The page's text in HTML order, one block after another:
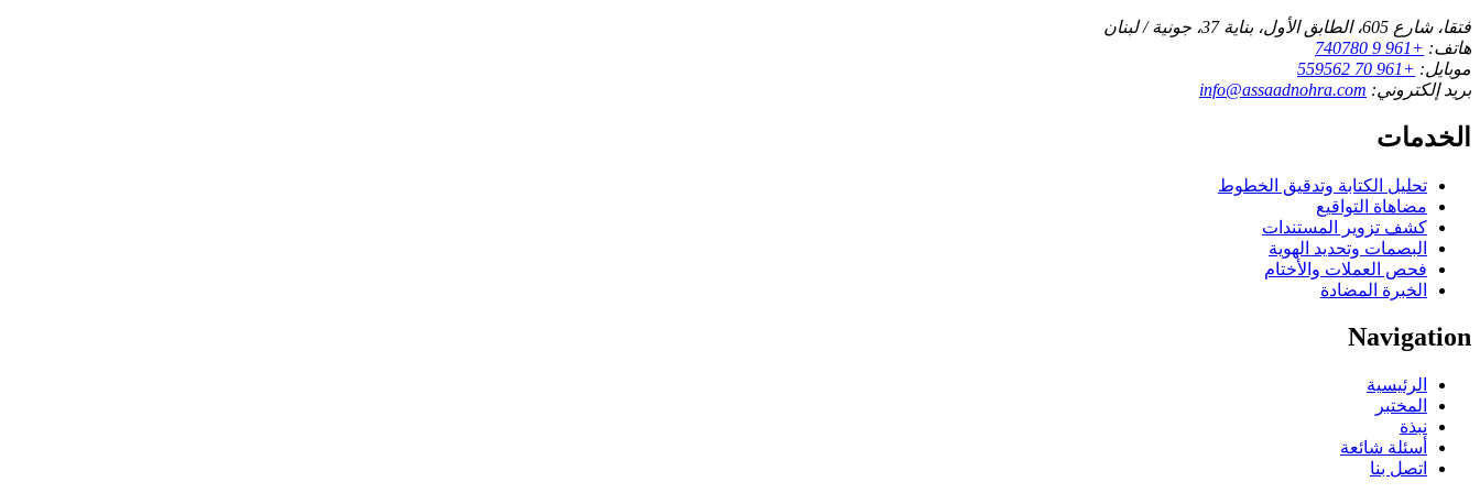
فتقا، شارع 605، الطابق الأول، بناية 37، جونية / لبنان
هاتف: +961 9 740780
موبايل: +961 70 559562
بريد إلكتروني: info@assaadnohra.com
الخدمات
تحليل الكتابة وتدقيق الخطوط
مضاهاة التواقيع
كشف تزوير المستندات
البصمات وتحديد الهوية
فحص العملات والأختام
الخبرة المضادة
Navigation
الرئيسية
المختبر
نبذة
أسئلة شائعة
اتصل بنا